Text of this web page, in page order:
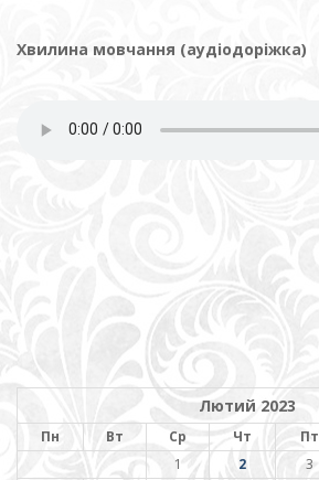
Хвилина мовчання (аудіодоріжка)
Лютий 2023
Пн Вт Ср Чт Пт
1
2 3